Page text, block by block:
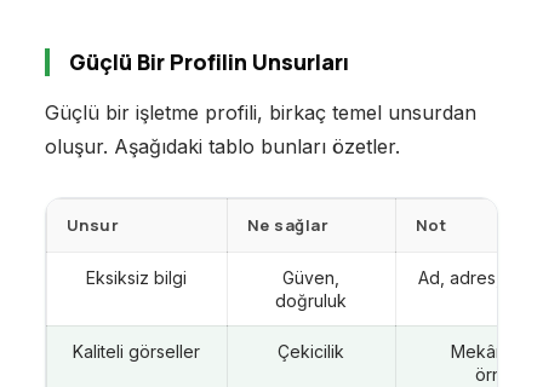
Güçlü Bir Profilin Unsurları
Güçlü bir işletme profili, birkaç temel unsurdan
oluşur. Aşağıdaki tablo bunları özetler.
Unsur Ne sağlar Not
Eksiksiz bilgi
Güven,
doğruluk
Ad, adres,
Kaliteli görseller Çekicilik
Mekân,